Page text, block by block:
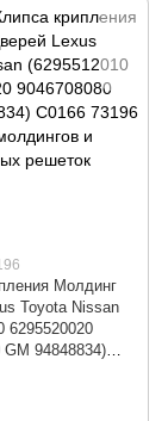
Молдинг
Toyota Nissan
6295520020
GM 94848834)